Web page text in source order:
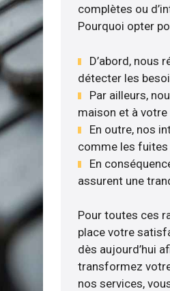
complètes ou
Pourquoi opter
D’abord, nous
détecter les
Par ailleurs,
maison et à votre
En outre, nos
comme les
En
assurent une
Pour toutes ces
place votre
dès aujourd’hui
transformez
nos services,